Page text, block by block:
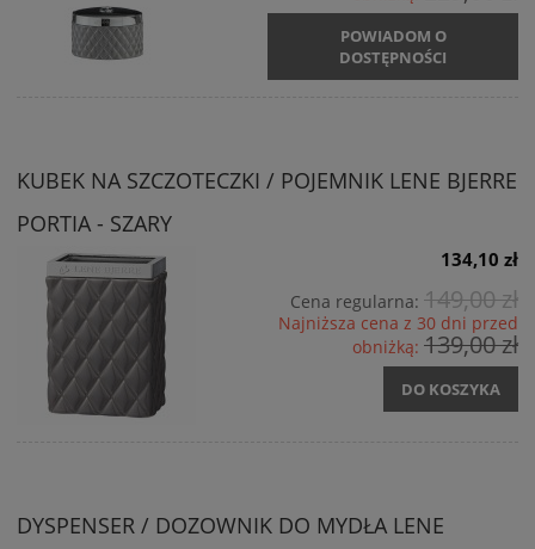
POWIADOM O
DOSTĘPNOŚCI
KUBEK NA SZCZOTECZKI / POJEMNIK LENE BJERRE
PORTIA - SZARY
134,10 zł
Cena regularna: 149,00 zł
Najniższa cena z 30 dni przed
obniżką: 139,00 zł
DO KOSZYKA
DYSPENSER / DOZOWNIK DO MYDŁA LENE